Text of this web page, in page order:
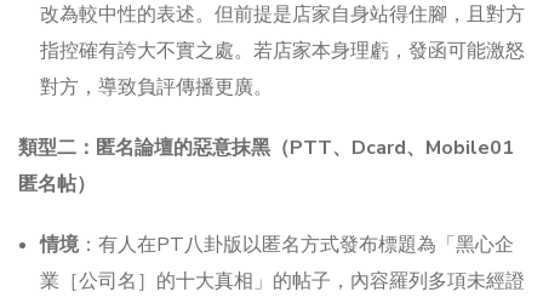
改為較中性的表述。但前提是店家自身站得住腳，且對方
指控確有誇大不實之處。若店家本身理虧，發函可能激怒
對方，導致負評傳播更廣。
類型二：匿名論壇的惡意抹黑（PTT、Dcard、Mobile01
匿名帖）
情境：有人在PT八卦版以匿名方式發布標題為「黑心企
業［公司名］的十大真相」的帖子，內容羅列多項未經證